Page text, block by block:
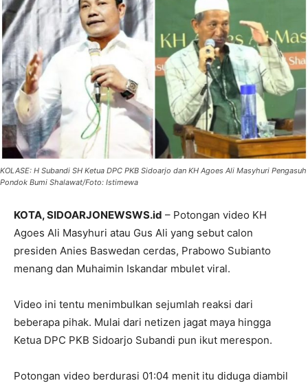
KOLASE: H Subandi SH Ketua DPC PKB Sidoarjo dan KH Agoes Ali Masyhuri Pengasuh
Pondok Bumi Shalawat/Foto: Istimewa
KOTA, SIDOARJONEWSWS.id – Potongan video KH
Agoes Ali Masyhuri atau Gus Ali yang sebut calon
presiden Anies Baswedan cerdas, Prabowo Subianto
menang dan Muhaimin Iskandar mbulet viral.
Video ini tentu menimbulkan sejumlah reaksi dari
beberapa pihak. Mulai dari netizen jagat maya hingga
Ketua DPC PKB Sidoarjo Subandi pun ikut merespon.
Potongan video berdurasi 01:04 menit itu diduga diambil